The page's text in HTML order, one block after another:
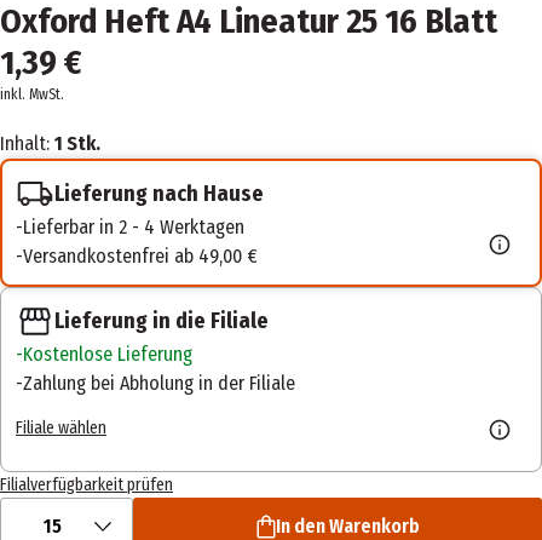
Oxford Heft A4 Lineatur 25 16 Blatt
1,39 €
inkl. MwSt.
Inhalt: 1 Stk.
Lieferung nach Hause
Lieferbar in 2 - 4 Werktagen
Versandkostenfrei ab 49,00 €
Lieferung in die Filiale
Kostenlose Lieferung
Zahlung bei Abholung in der Filiale
Filiale wählen
Filialverfügbarkeit prüfen
15 In den Warenkorb